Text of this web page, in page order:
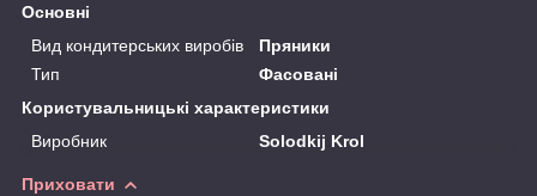
Основні
Вид кондитерських виробів
Пряники
Тип
Фасовані
Користувальницькі характеристики
Виробник
Solodkij Krol
Приховати